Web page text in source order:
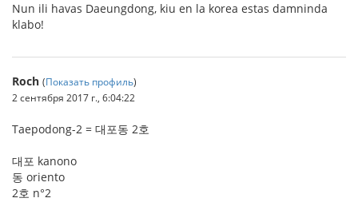
Nun ili havas Daeungdong, kiu en la korea estas damninda
klabo!
Roch (Показать профиль)
2 сентября 2017 г., 6:04:22
Taepodong-2 = 대포동 2호
대포 kanono
동 oriento
2호 n°2